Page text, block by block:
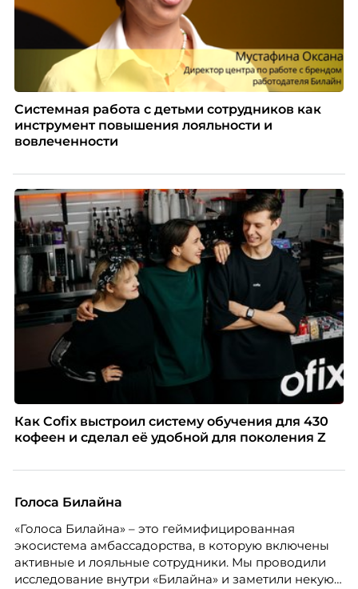
Системная работа с детьми сотрудников как
инструмент повышения лояльности и
вовлеченности
Как Cofix выстроил систему обучения для 430
кофеен и сделал её удобной для поколения Z
Голоса Билайна
«Голоса Билайна» – это геймифицированная
экосистема амбассадорства, в которую включены
активные и лояльные сотрудники. Мы проводили
исследование внутри «Билайна» и заметили некую